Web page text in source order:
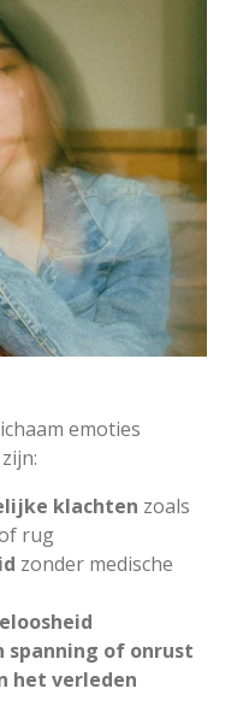
emoties
klachten zoals
rug
zonder medische
spanning of onrust
het verleden